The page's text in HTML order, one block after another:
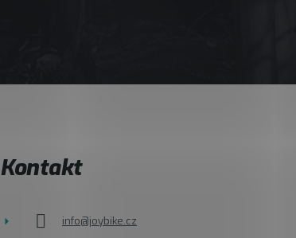
Kontakt
info@joybike.cz